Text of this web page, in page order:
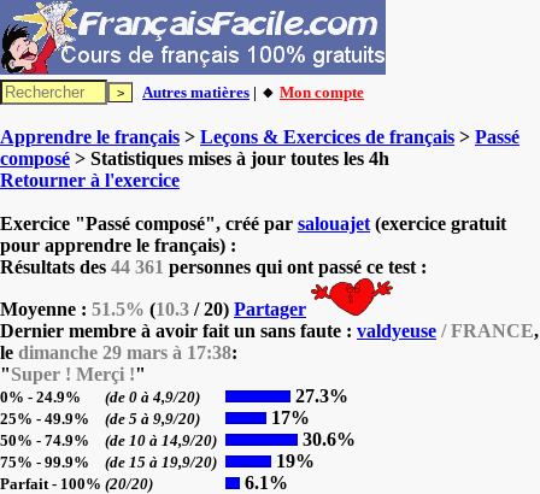
Autres matières | 🔸 Mon compte
Apprendre le français > Leçons & Exercices de français > Passé
composé > Statistiques mises à jour toutes les 4h
Retourner à l'exercice
Exercice "Passé composé", créé par salouajet (exercice gratuit
pour apprendre le français) :
Résultats des 44 361 personnes qui ont passé ce test :
Moyenne : 51.5% (10.3 / 20) Partager
Dernier membre à avoir fait un sans faute : valdyeuse / FRANCE,
le dimanche 29 mars à 17:38:
"Super ! Merçi !"
0% - 24.9% (de 0 à 4,9/20) 27.3%
25% - 49.9% (de 5 à 9,9/20) 17%
50% - 74.9% (de 10 à 14,9/20) 30.6%
75% - 99.9% (de 15 à 19,9/20) 19%
Parfait - 100% (20/20) 6.1%